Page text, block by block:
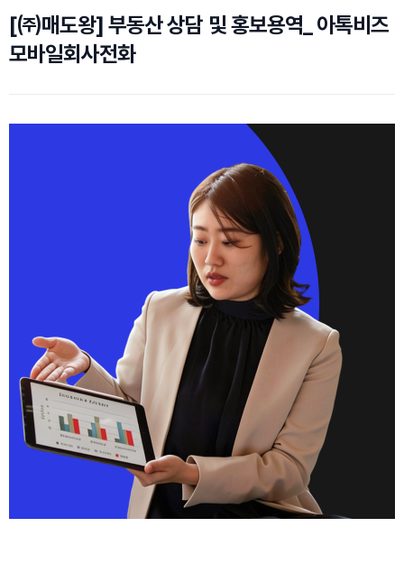
[㈜매도왕] 부동산 상담 및 홍보용역_ 아톡비즈
모바일회사전화